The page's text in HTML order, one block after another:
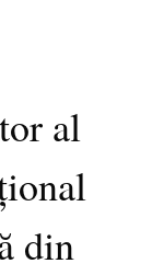
al
din